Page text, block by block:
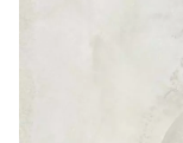
2日間のスキンコ
約1カ月間の発酵